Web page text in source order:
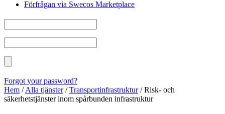
Förfrågan via Swecos Marketplace
Forgot your password?
Hem /Alla tjänster/Transportinfrastruktur/Risk- och
säkerhetstjänster inom spårbunden infrastruktur